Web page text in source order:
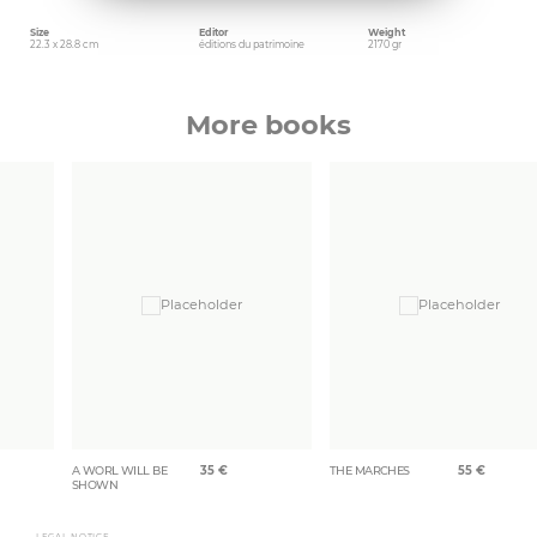
Size
22.3 x 28.8 cm
Editor
éditions du patrimoine
Weight
2170 gr
More books
A WORL WILL BE
SHOWN
35 € THE MARCHES 55 €